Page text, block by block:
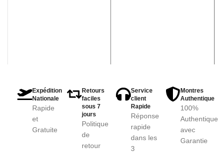
Expédition
Nationale
Rapide
et
Gratuite
Retours
faciles
sous 7
jours
Politique
de
retour
Service
client
Rapide
Réponse
rapide
dans les
3
Montres
Authentique
100%
Authentique
avec
Garantie